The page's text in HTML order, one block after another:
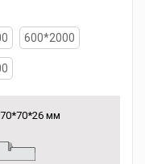
600*2000
мм